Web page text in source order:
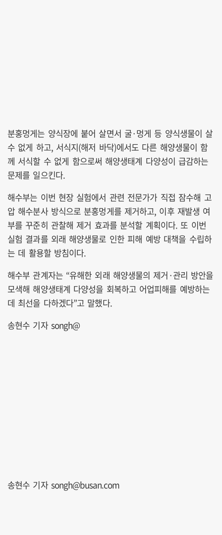
분홍멍게는 양식장에 붙어 살면서 굴·멍게 등 양식생물이 살
수 없게 하고, 서식지(해저 바닥)에서도 다른 해양생물이 함
께 서식할 수 없게 함으로써 해양생태계 다양성이 급감하는
문제를 일으킨다.
해수부는 이번 현장 실험에서 관련 전문가가 직접 잠수해 고
압 해수분사 방식으로 분홍멍게를 제거하고, 이후 재발생 여
부를 꾸준히 관찰해 제거 효과를 분석할 계획이다. 또 이번
실험 결과를 외래 해양생물로 인한 피해 예방 대책을 수립하
는 데 활용할 방침이다.
해수부 관계자는 “유해한 외래 해양생물의 제거·관리 방안을
모색해 해양생태계 다양성을 회복하고 어업피해를 예방하는
데 최선을 다하겠다”고 말했다.
송현수 기자 songh@
송현수 기자 songh@busan.com